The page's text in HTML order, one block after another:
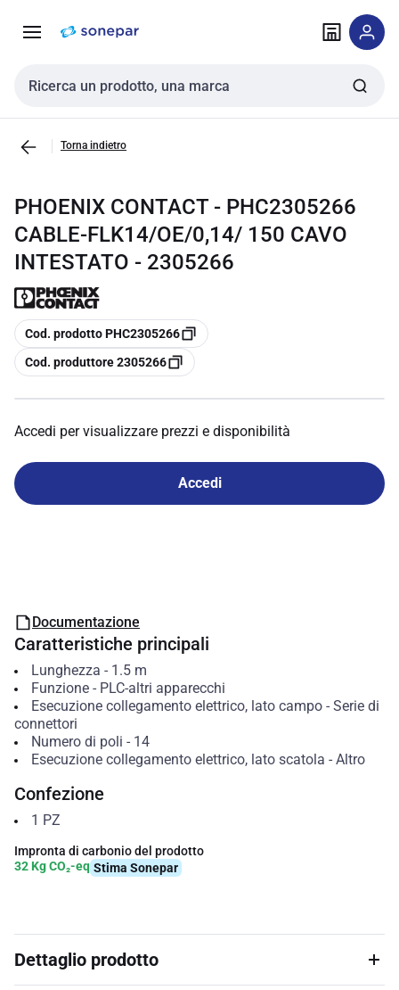
navigazione alla
Cerca input
Torna indietro
PHOENIX CONTACT - PHC2305266
CABLE-FLK14/OE/0,14/ 150 CAVO
INTESTATO - 2305266
copia
Cod. prodotto PHC2305266
copia
Cod. produttore 2305266
Accedi per visualizzare prezzi e disponibilità
Accedi
Documentazione
Caratteristiche principali
Lunghezza - 1.5 m
Funzione- PLC-altri apparecchi
Esecuzione collegamento elettrico, lato campo- Serie di
connettori
Numero di poli - 14
Esecuzione collegamento elettrico, lato scatola - Altro
Confezione
1 PZ
Impronta di carbonio del prodotto
32 Kg CO₂-eq Stima Sonepar
Dettaglio prodotto